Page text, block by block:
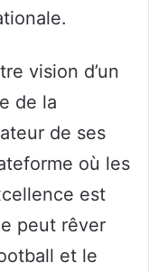
vision d’un
de la
de ses
où les
est
peut rêver
et le